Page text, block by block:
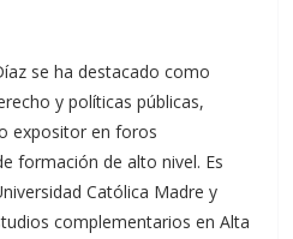
se ha destacado como
y políticas públicas,
expositor en foros
formación de alto nivel. Es
Católica Madre y
complementarios en Alta